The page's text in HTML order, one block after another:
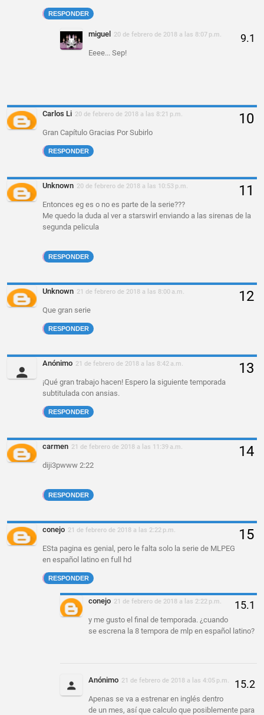
RESPONDER
miguel 20 de febrero de 2018 a las 8:07 p.m.
Eeee... Sep!
Carlos Li 20 de febrero de 2018 a las 8:21 p.m.
Gran Capítulo Gracias Por Subirlo
RESPONDER
Unknown 20 de febrero de 2018 a las 10:53 p.m.
Entonces eg es o no es parte de la serie???
Me quedo la duda al ver a starswirl enviando a las sirenas de la
segunda pelicula
RESPONDER
Unknown 21 de febrero de 2018 a las 8:00 a.m.
Que gran serie
RESPONDER
Anónimo 21 de febrero de 2018 a las 8:42 a.m.
¡Qué gran trabajo hacen! Espero la siguiente temporada
subtitulada con ansias.
RESPONDER
carmen 21 de febrero de 2018 a las 11:39 a.m.
diji3pwww 2:22
RESPONDER
conejo 21 de febrero de 2018 a las 2:22 p.m.
ESta pagina es genial, pero le falta solo la serie de MLPEG
en español latino en full hd
RESPONDER
conejo 21 de febrero de 2018 a las 2:22 p.m.
y me gusto el final de temporada. ¿cuando
se escrena la 8 tempora de mlp en español latino?
Anónimo 21 de febrero de 2018 a las 4:05 p.m.
Apenas se va a estrenar en inglés dentro
de un mes, así que calculo que posiblemente para